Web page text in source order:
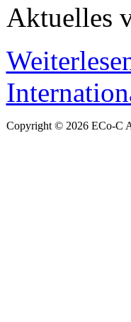
Aktuelles
Copyright © 2026 ECo-C